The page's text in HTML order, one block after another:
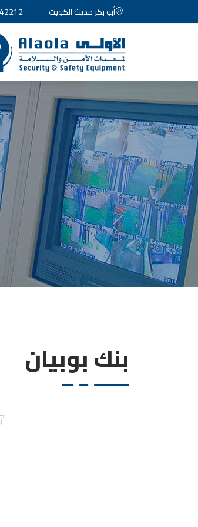
أبو بكر مدينة الكويت
بنك بوبيان